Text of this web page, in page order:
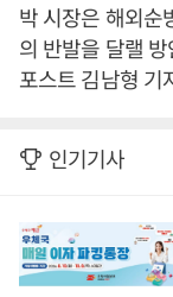
박 시장은 해외순
의 반발을 달랠
포스트 김남형 기
인기기사